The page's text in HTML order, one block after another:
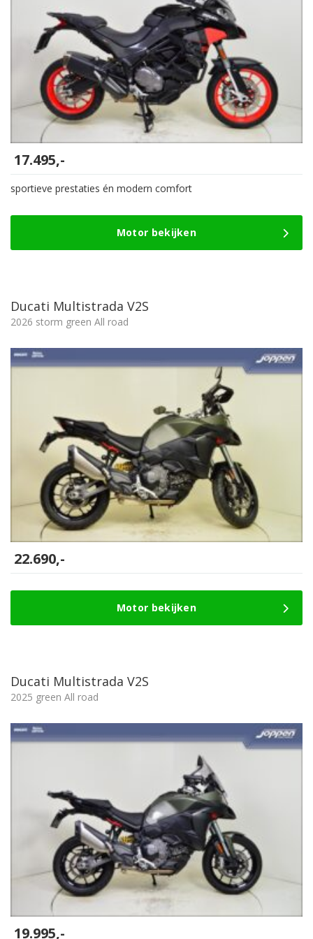
17.495,-
sportieve prestaties én modern comfort
Motor bekijken
Ducati Multistrada V2S
2026 storm green All road
22.690,-
Motor bekijken
Ducati Multistrada V2S
2025 green All road
19.995,-